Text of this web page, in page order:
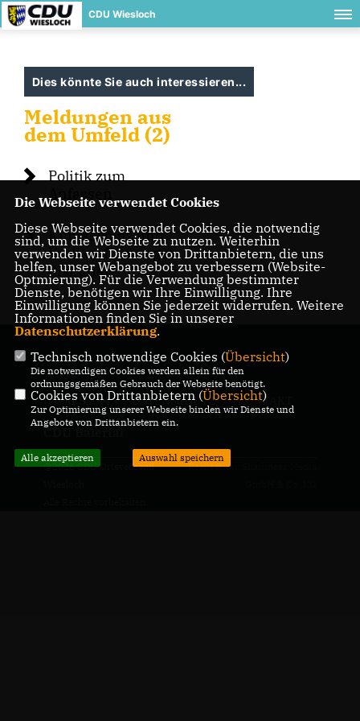
CDU Wiesloch
Dies könnte Sie auch interessieren...
Meldungen aus
dem Umfeld (2)
Politik zum
Anfassen
Klimaschutz und
Fachkräftemangel
diskutiert
IMPRESSUM DATENSCHUTZ KONTAKT
CDU Baiertal
@2026 CDU Ortsverband
Realisation: Sharkness Media
Die Webseite verwendet Cookies
Diese Webseite verwendet Cookies, die notwendig
sind, um die Webseite zu nutzen. Weiterhin
verwenden wir Dienste von Drittanbietern, die uns
helfen, unser Webangebot zu verbessern (Website-
Optmierung). Für die Verwendung bestimmter
Dienste, benötigen wir Ihre Einwilligung. Ihre
Einwilligung können Sie jederzeit widerrufen. Weitere
Informationen finden Sie in unserer
Datenschutzerklärung.
Technisch notwendige Cookies (Übersicht)
Die notwendigen Cookies werden allein für den
ordnungsgemäßen Gebrauch der Webseite benötigt.
Cookies von Drittanbietern (Übersicht)
Zur Optimierung unserer Webseite binden wir Dienste und
Angebote von Drittanbietern ein.
Alle akzeptieren Auswahl speichern